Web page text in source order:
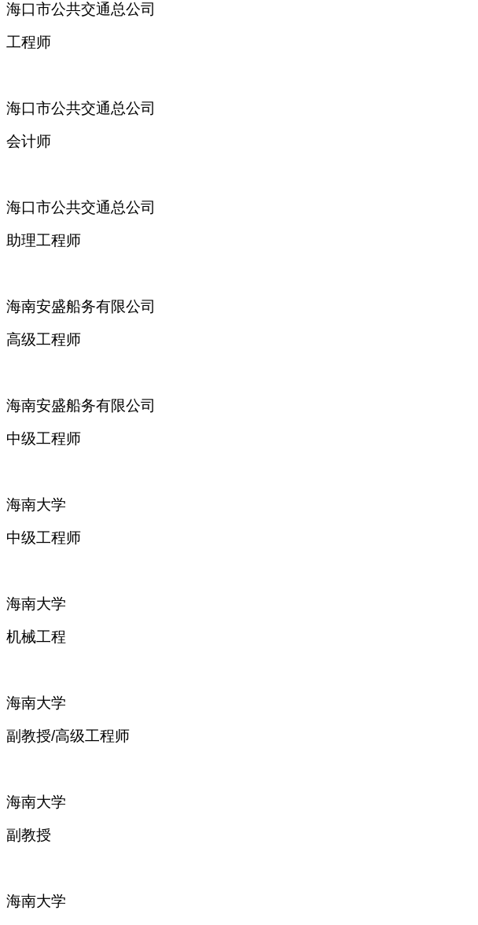
海口市公共交通总公司
工程师
海口市公共交通总公司
会计师
海口市公共交通总公司
助理工程师
海南安盛船务有限公司
高级工程师
海南安盛船务有限公司
中级工程师
海南大学
中级工程师
海南大学
机械工程
海南大学
副教授/高级工程师
海南大学
副教授
海南大学